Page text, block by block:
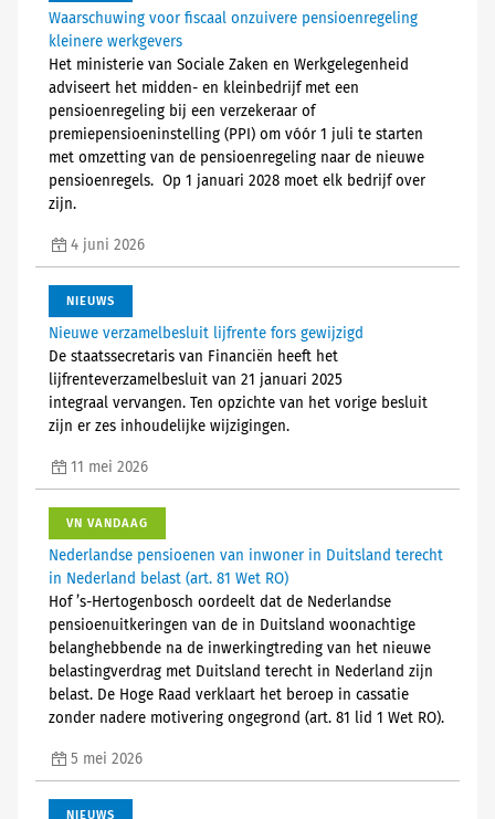
Waarschuwing voor fiscaal onzuivere pensioenregeling
kleinere werkgevers
Het ministerie van Sociale Zaken en Werkgelegenheid
adviseert het midden- en kleinbedrijf met een
pensioenregeling bij een verzekeraar of
premiepensioeninstelling (PPI) om vóór 1 juli te starten
met omzetting van de pensioenregeling naar de nieuwe
pensioenregels. Op 1 januari 2028 moet elk bedrijf over
zijn.
4 juni 2026
NIEUWS
Nieuwe verzamelbesluit lijfrente fors gewijzigd
De staatssecretaris van Financiën heeft het
lijfrenteverzamelbesluit van 21 januari 2025
integraal vervangen. Ten opzichte van het vorige besluit
zijn er zes inhoudelijke wijzigingen.
11 mei 2026
VN VANDAAG
Nederlandse pensioenen van inwoner in Duitsland terecht
in Nederland belast (art. 81 Wet RO)
Hof ’s-Hertogenbosch oordeelt dat de Nederlandse
pensioenuitkeringen van de in Duitsland woonachtige
belanghebbende na de inwerkingtreding van het nieuwe
belastingverdrag met Duitsland terecht in Nederland zijn
belast. De Hoge Raad verklaart het beroep in cassatie
zonder nadere motivering ongegrond (art. 81 lid 1 Wet RO).
5 mei 2026
NIEUWS